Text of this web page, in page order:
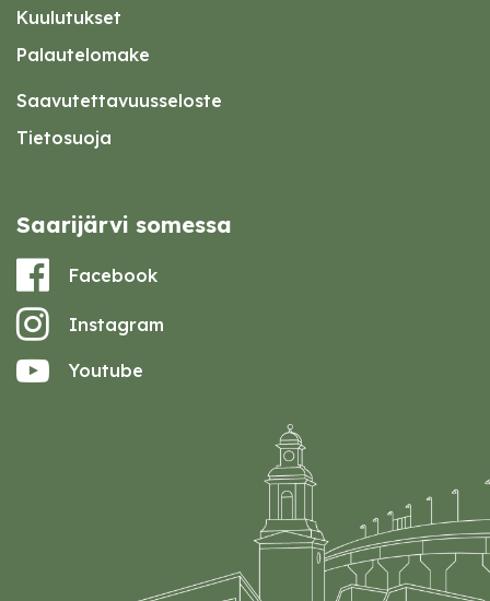
Kuulutukset
Palautelomake
Saavutettavuusseloste
Tietosuoja
Saarijärvi somessa
Facebook
Instagram
Youtube